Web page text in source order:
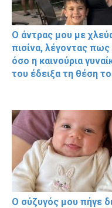
Ο άντρας μου με
πισίνα, λέγοντας
όσο η καινούρια
του έδειξα τη θέση
Ο σύζυγός μου πήγε